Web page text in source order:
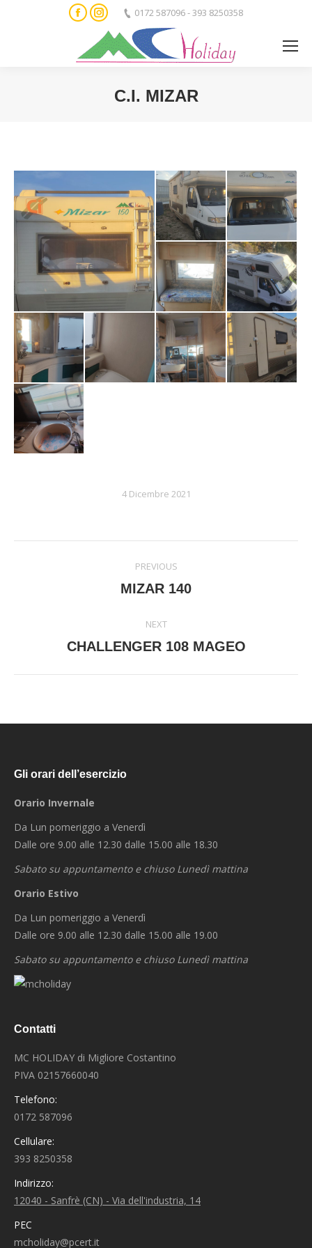
FacebookInstagram0172 587096 - 393 8250358
C.I. MIZAR
4 Dicembre 2021
navigation
PREVIOUS
Previous
MIZAR 140
NEXT
Next
CHALLENGER 108 MAGEO
Gli orari dell’esercizio
Orario Invernale
Da Lun pomeriggio a Venerdì
Dalle ore 9.00 alle 12.30 dalle 15.00 alle 18.30
Sabato su appuntamento e chiuso Lunedì mattina
Orario Estivo
Da Lun pomeriggio a Venerdì
Dalle ore 9.00 alle 12.30 dalle 15.00 alle 19.00
Sabato su appuntamento e chiuso Lunedì mattina
Contatti
MC HOLIDAY di Migliore Costantino
PIVA 02157660040
Telefono:
0172 587096
Cellulare:
393 8250358
Indirizzo:
12040 - Sanfrè (CN) - Via dell'industria, 14
PEC
mcholiday@pcert.it